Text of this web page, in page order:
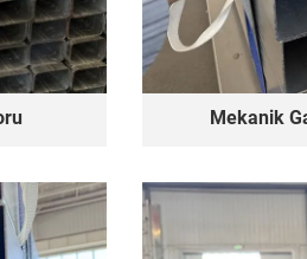
Mekanik